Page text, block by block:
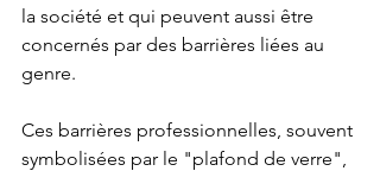
la société et qui peuvent aussi être
concernés par des barrières liées au
genre.
Ces barrières professionnelles, souvent
symbolisées par le "plafond de verre",